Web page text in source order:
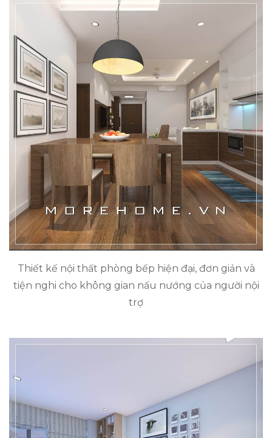
Thiết kế nội thất phòng bếp hiện đại, đơn giản và
tiện nghi cho không gian nấu nướng của người nội
trợ